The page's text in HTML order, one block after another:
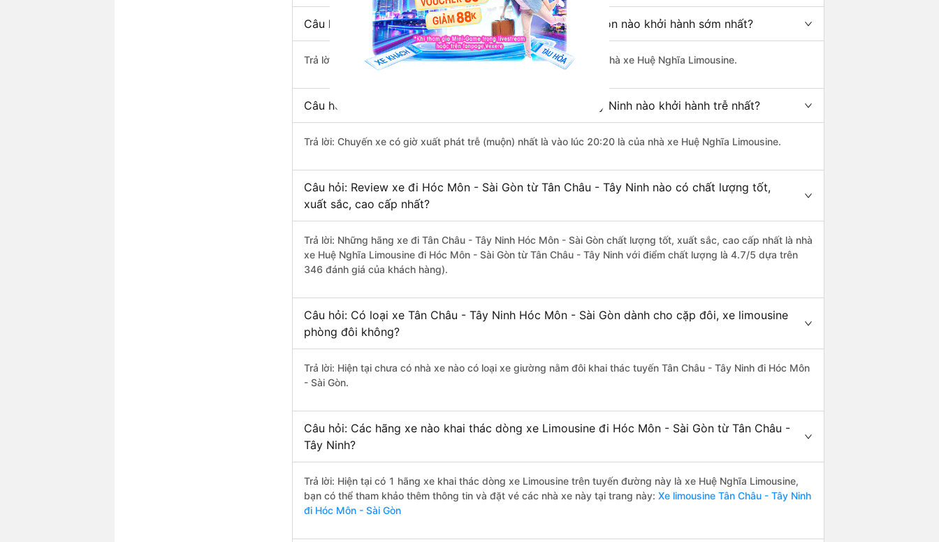
Câu hỏi: Nhà xe đi Tân Châu - Tây Ninh Hóc Môn - Sài Gòn nào khởi hành sớm nhất?
Trả lời: Chuyến xe có giờ xuất phát sớm nhất vào lúc 1:20 là của nhà xe Huệ Nghĩa Limousine.
Câu hỏi: Nhà xe đi Hóc Môn - Sài Gòn từ Tân Châu - Tây Ninh nào khởi hành trễ nhất?
Trả lời: Chuyến xe có giờ xuất phát trễ (muộn) nhất là vào lúc 20:20 là của nhà xe Huệ Nghĩa Limousine.
Câu hỏi: Review xe đi Hóc Môn - Sài Gòn từ Tân Châu - Tây Ninh nào có chất lượng tốt,
xuất sắc, cao cấp nhất?
Trả lời: Những hãng xe đi Tân Châu - Tây Ninh Hóc Môn - Sài Gòn chất lượng tốt, xuất sắc, cao cấp nhất là nhà
xe Huệ Nghĩa Limousine đi Hóc Môn - Sài Gòn từ Tân Châu - Tây Ninh với điểm chất lượng là 4.7/5 dựa trên
346 đánh giá của khách hàng).
Câu hỏi: Có loại xe Tân Châu - Tây Ninh Hóc Môn - Sài Gòn dành cho cặp đôi, xe limousine
phòng đôi không?
Trả lời: Hiện tại chưa có nhà xe nào có loại xe giường nằm đôi khai thác tuyến Tân Châu - Tây Ninh đi Hóc Môn
- Sài Gòn.
Câu hỏi: Các hãng xe nào khai thác dòng xe Limousine đi Hóc Môn - Sài Gòn từ Tân Châu -
Tây Ninh?
Trả lời: Hiện tại có 1 hãng xe khai thác dòng xe Limousine trên tuyến đường này là xe Huệ Nghĩa Limousine,
bạn có thể tham khảo thêm thông tin và đặt vé các nhà xe này tại trang này: Xe limousine Tân Châu - Tây Ninh
đi Hóc Môn - Sài Gòn